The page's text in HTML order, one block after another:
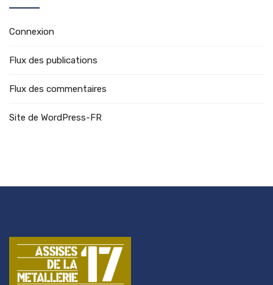
Connexion
Flux des publications
Flux des commentaires
Site de WordPress-FR